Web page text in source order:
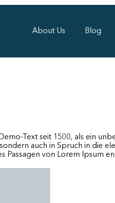
About Us Blog
Text seit 1500, als ein
auch in Spruch in die
Passagen von Lorem Ipsum